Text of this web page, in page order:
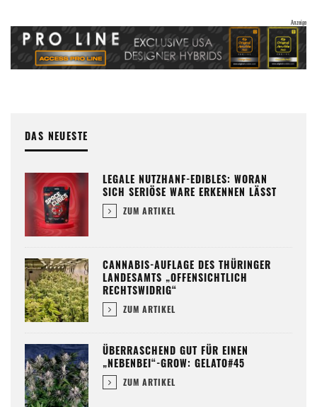
DAS NEUESTE
LEGALE NUTZHANF-EDIBLES: WORAN
SICH SERIÖSE WARE ERKENNEN LÄSST
ZUM ARTIKEL
CANNABIS-AUFLAGE DES THÜRINGER
LANDESAMTS „OFFENSICHTLICH
RECHTSWIDRIG“
ZUM ARTIKEL
ÜBERRASCHEND GUT FÜR EINEN
„NEBENBEI“-GROW: GELATO#45
ZUM ARTIKEL